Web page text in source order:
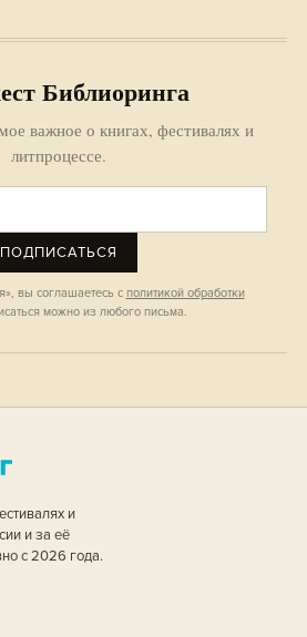
Библиоринга
важное о книгах, фестивалях и
литпроцессе.
ПОДПИСАТЬСЯ
вы соглашаетесь с политикой обработки
можно из любого письма.
и
и за её
с 2026 года.